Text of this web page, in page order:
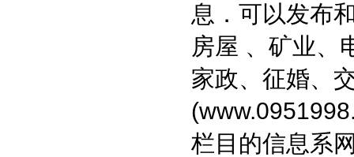
息．可以发布
房屋 、矿业、
家政、征婚、
(
栏目的信息系